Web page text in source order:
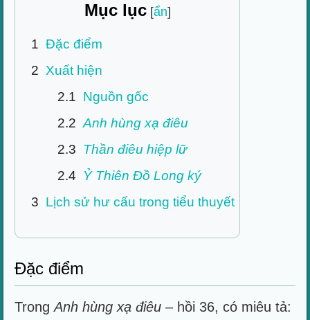
Mục lục
1 Đặc điểm
2 Xuất hiện
2.1 Nguồn gốc
2.2 Anh hùng xạ điêu
2.3 Thần điêu hiệp lữ
2.4
Ỷ Thiên Đồ Long ký
3 Lịch sử hư cấu trong tiểu thuyết
Đặc điểm
TrongAnh hùng xạ điêu – hồi 36, có miêu tả: